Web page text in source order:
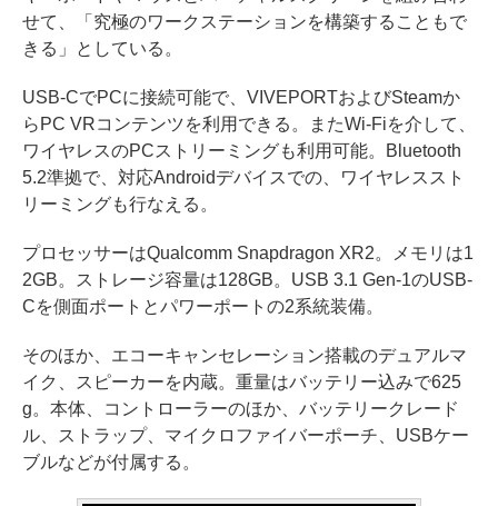
せて、「究極のワークステーションを構築することもで
きる」としている。
USB-CでPCに接続可能で、VIVEPORTおよびSteamか
らPC VRコンテンツを利用できる。またWi-Fiを介して、
ワイヤレスのPCストリーミングも利用可能。Bluetooth
5.2準拠で、対応Androidデバイスでの、ワイヤレススト
リーミングも行なえる。
プロセッサーはQualcomm Snapdragon XR2。メモリは1
2GB。ストレージ容量は128GB。USB 3.1 Gen-1のUSB-
Cを側面ポートとパワーポートの2系統装備。
そのほか、エコーキャンセレーション搭載のデュアルマ
イク、スピーカーを内蔵。重量はバッテリー込みで625
g。本体、コントローラーのほか、バッテリークレード
ル、ストラップ、マイクロファイバーポーチ、USBケー
ブルなどが付属する。